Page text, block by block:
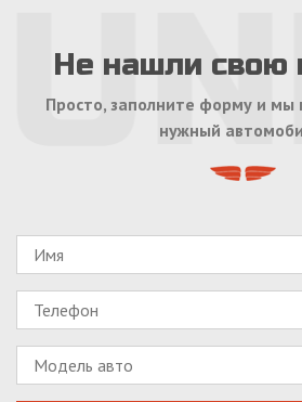
Не нашли свою
Просто, заполните форму и мы
нужный